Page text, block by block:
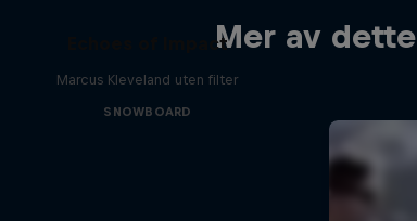
Mer av dette
Echoes of Impact
Marcus Kleveland uten filter
SNOWBOARD